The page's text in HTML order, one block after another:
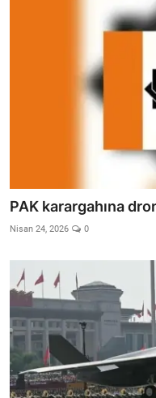
PAK karargahına
Nisan 24, 2026 0